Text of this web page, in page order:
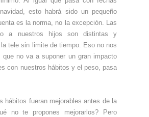
esto habrá sido un pequeño
es la norma, no la excepción. Las
a nuestros hijos son distintas y
tele sin limite de tiempo. Eso no nos
que no va a suponer un gran impacto
con nuestros hábitos y el peso, pasa
hábitos fueran mejorables antes de la
no te propones mejorarlos? Pero